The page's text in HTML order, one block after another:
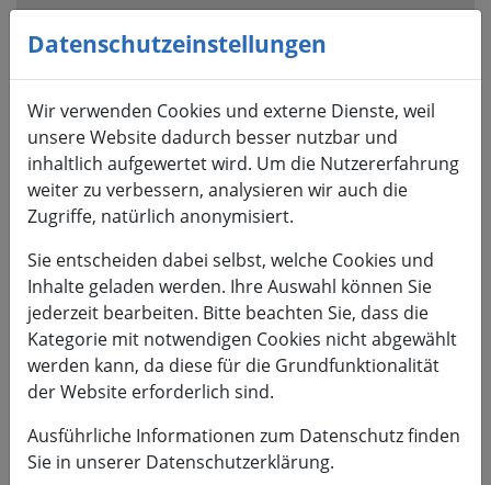
Visuelle
Assistenzsoftware
Tastatur
erreichbar
über
ALT
HSMW
Datenschutzeinstellungen
Wir verwenden Cookies und externe Dienste, weil
unsere Website dadurch besser nutzbar und
inhaltlich aufgewertet wird. Um die Nutzererfahrung
weiter zu verbessern, analysieren wir auch die
Zugriffe, natürlich anonymisiert.
Sie entscheiden dabei selbst, welche Cookies und
Inhalte geladen werden. Ihre Auswahl können Sie
jederzeit bearbeiten. Bitte beachten Sie, dass die
Kategorie mit notwendigen Cookies nicht abgewählt
werden kann, da diese für die Grundfunktionalität
der Website erforderlich sind.
Ausführliche Informationen zum Datenschutz finden
Sie in unserer Datenschutzerklärung.